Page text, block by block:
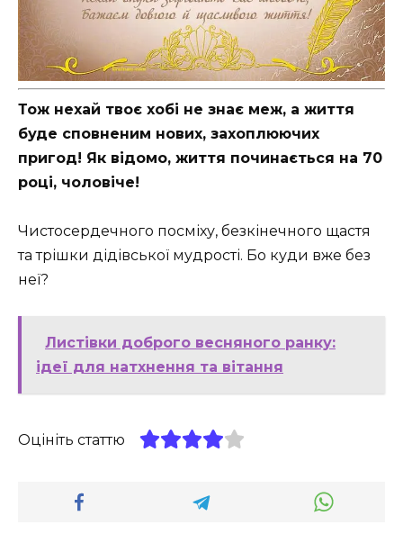
Тож нехай твоє хобі не знає меж, а життя
буде сповненим нових, захоплюючих
пригод! Як відомо, життя починається на 70
році, чоловіче!
Чистосердечного посміху, безкінечного щастя
та трішки дідівської мудрості. Бо куди вже без
неї?
Листівки доброго весняного ранку:
ідеї для натхнення та вітання
Оцініть статтю